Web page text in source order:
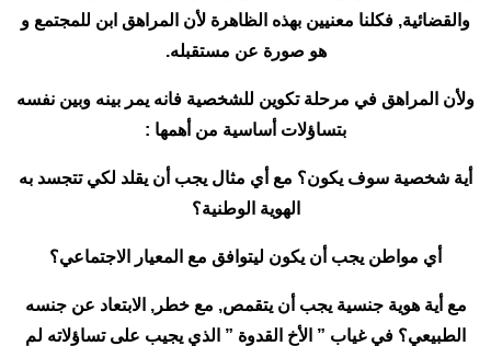
والقضائية, فكلنا معنيين بهذه الظاهرة لأن المراهق ابن للمجتمع و
هو صورة عن مستقبله.
ولأن المراهق في مرحلة تكوين للشخصية فانه يمر بينه وبين نفسه
بتساؤلات أساسية من أهمها :
أية شخصية سوف يكون؟ مع أي مثال يجب أن يقلد لكي تتجسد به
الهوية الوطنية؟
أي مواطن يجب أن يكون ليتوافق مع المعيار الاجتماعي؟
مع أية هوية جنسية يجب أن يتقمص, مع خطر, الابتعاد عن جنسه
الطبيعي؟ في غياب ” الأخ القدوة ” الذي يجيب على تساؤلاته لم